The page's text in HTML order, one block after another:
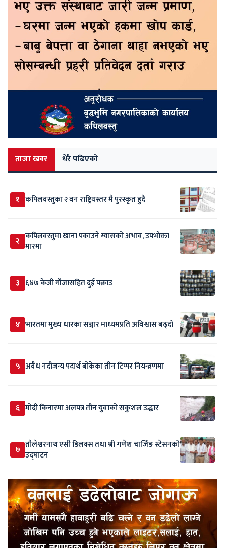
ताजा खबर धेरै पढिएको
१ कपिलवस्तुका २ वन राष्ट्रियस्तर मै पुरस्कृत हुदै
२ कपिलवस्तुमा खाना पकाउने ग्यासको अभाव, उपभोक्ता
मारमा
३ ६४७ केजी गाँजासहित दुई पक्राउ
४ भारतमा मुख्य धारका सञ्चार माध्यमप्रति अविश्वास बढ्दो
५ अवैध नदीजन्य पदार्थ बोकेका तीन टिप्पर नियन्त्रणमा
६ मोदी किनारमा अलपत्र तीन युवाको सकुशल उद्धार
७ तौलेश्वरनाथ एसी डिलक्स तथा श्री गणेश चार्जिङ स्टेसनको
उद्घाटन